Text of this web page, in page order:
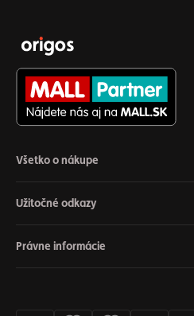
Všetko o nákupe
Užitočné odkazy
Právne informácie